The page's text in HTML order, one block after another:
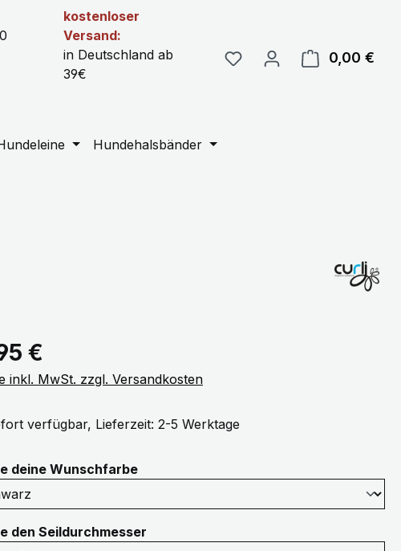
kostenloser
Versand:
in Deutschland ab
39€
0,00 €
Hundehalsbänder
Preis:
€
inkl. MwSt. zzgl. Versandkosten
verfügbar, Lieferzeit: 2-5 Werktage
deine Wunschfarbeauswählen
den Seildurchmesser